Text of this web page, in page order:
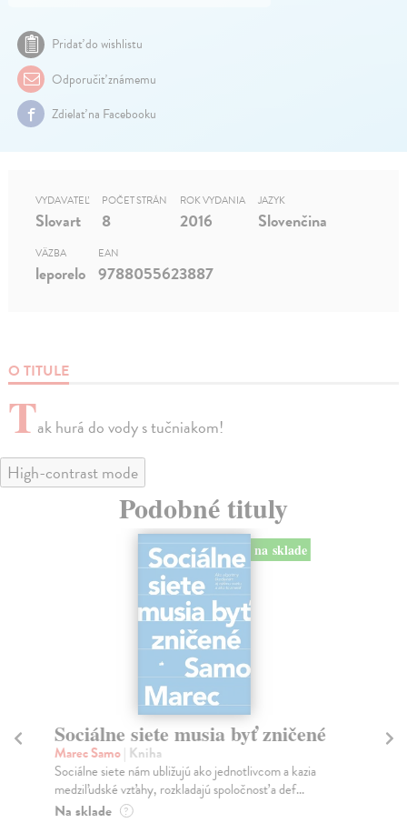
Pridať do wishlistu
Odporučiť známemu
Zdielať na Facebooku
O TITULE
Tak hurá do vody s tučniakom!
VYDAVATEĽ
Slovart
POČET STRÁN
8
ROK VYDANIA
2016
JAZYK
Slovenčina
VÄZBA
leporelo
EAN
9788055623887
High-contrast mode
Podobné tituly
na sklade
Sociálne siete musia byť zničené
Marec Samo| Kniha
Sociálne siete nám ubližujú ako jednotlivcom a kazia
medziľudské vzťahy, rozkladajú spoločnosť a def...
Na sklade ?